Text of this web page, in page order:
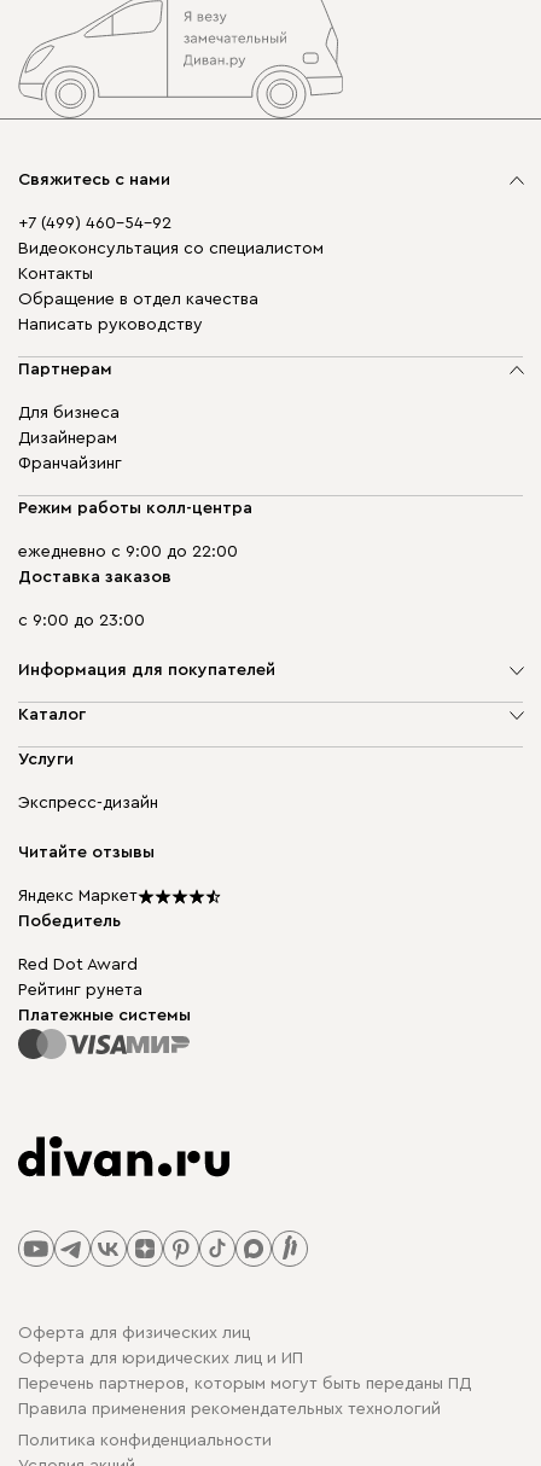
Свяжитесь с нами
+7 (499) 460-54-92
Видеоконсультация со специалистом
Контакты
Обращение в отдел качества
Написать руководству
Партнерам
Для бизнеса
Дизайнерам
Франчайзинг
Режим работы колл-центра
ежедневно с 9:00 до 22:00
Доставка заказов
с 9:00 до 23:00
Информация для покупателей
О компании
Доставка и оплата
диван.клуб
Карьера
Подарочные сертификаты
Мы в прессе
Каталог
Мягкая мебель
Бескаркасная мебель
Столы и стулья
Услуги
Экспресс-дизайн
Читайте отзывы
Яндекс Маркет
Победитель
Red Dot Award
Рейтинг рунета
Платежные системы
Оферта для физических лиц
Оферта для юридических лиц и ИП
Перечень партнеров, которым могут быть переданы ПД
Правила применения рекомендательных технологий
Политика конфиденциальности